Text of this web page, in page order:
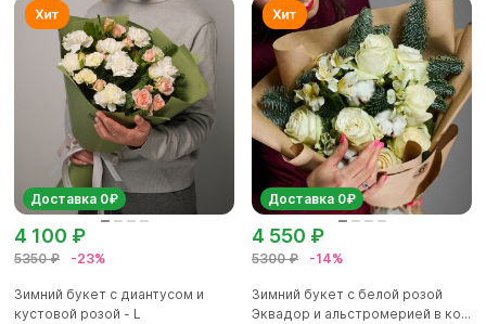
Доставка 0₽
5350 ₽ -23%
4 100 ₽
Зимний букет с диантусом и
кустовой розой - L
Доставка 0₽
5300 ₽ -14%
4 550 ₽
Зимний букет с белой розой
Эквадор и альстромерией в ко...